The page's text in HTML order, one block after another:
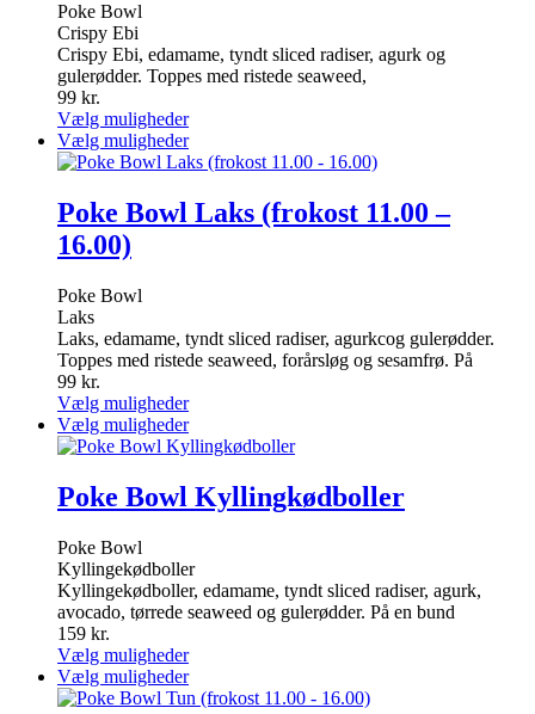
varesiden
Poke Bowl
Crispy Ebi
Crispy Ebi, edamame, tyndt sliced radiser, agurk og
gulerødder. Toppes med ristede seaweed,
99 kr.
Vælg mulighederDette
vare
har
varianter.
Mulighederne
Vælg mulighederDette
vare
flere
varianter.
varesiden
Poke Bowl Laks (frokost 11.00 –
16.00)
Poke Bowl
Laks
Laks, edamame, tyndt sliced radiser, agurkcog gulerødder.
Toppes med ristede seaweed, forårsløg og sesamfrø. På
99 kr.
Vælg mulighederDette
vare
har
varianter.
Mulighederne
på
varesiden
Vælg mulighederDette
vare
flere
varianter.
vælges
på
varesiden
Poke Bowl Kyllingkødboller
Poke Bowl
Kyllingekødboller
Kyllingekødboller, edamame, tyndt sliced radiser, agurk,
avocado, tørrede seaweed og gulerødder. På en bund
159 kr.
Vælg mulighederDette
vare
har
Vælg mulighederDette
vare